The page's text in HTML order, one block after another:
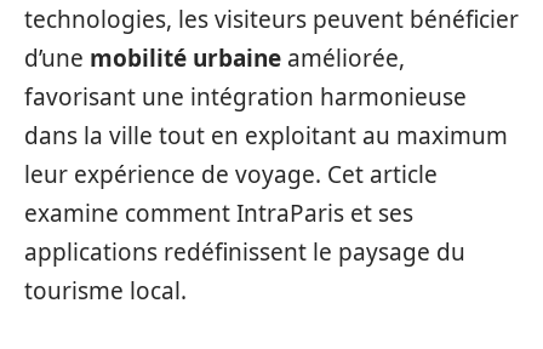
technologies, les visiteurs peuvent bénéficier
d’une mobilité urbaine améliorée,
favorisant une intégration harmonieuse
dans la ville tout en exploitant au maximum
leur expérience de voyage. Cet article
examine comment IntraParis et ses
applications redéfinissent le paysage du
tourisme local.